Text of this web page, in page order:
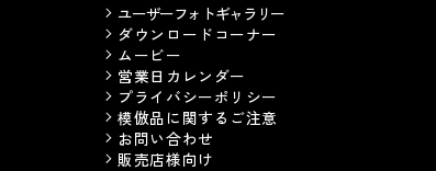
ユーザーフォトギャラリー
ダウンロードコーナー
ムービー
営業日カレンダー
プライバシーポリシー
模倣品に関するご注意
お問い合わせ
販売店様向け